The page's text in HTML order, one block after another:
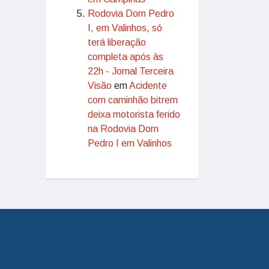
Rodovia Dom Pedro
I, em Valinhos, só
terá liberação
completa após às
22h - Jornal Terceira
Visão emAcidente
com caminhão bitrem
deixa motorista ferido
na Rodovia Dom
Pedro I em Valinhos